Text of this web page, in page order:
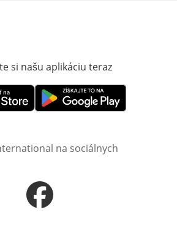
si našu aplikáciu teraz
okne
Otvorí sa vnovom okne
na sociálnych
Otvorí sa vnovom okne